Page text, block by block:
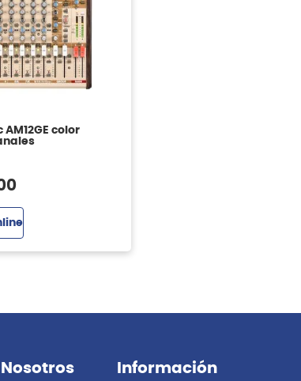
AM12GE color
Información